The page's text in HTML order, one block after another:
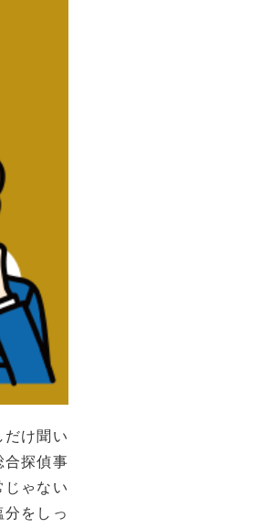
け聞い
合探偵事
ゃない
をしっ